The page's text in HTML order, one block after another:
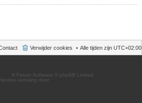
Alle tijden zijn UTC+02:00
Verwijder cookies
® Forum Software © phpBB Limited
vertaling door